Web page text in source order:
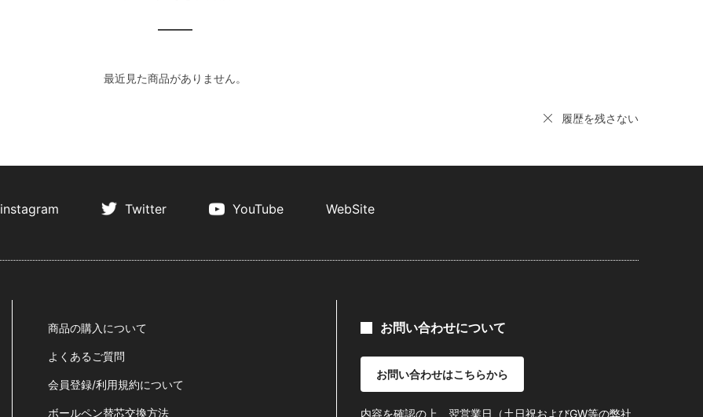
最近見た商品がありません。
履歴を残さない
instagram Twitter YouTube WebSite
商品の購入について
よくあるご質問
会員登録/利用規約について
ボールペン替芯交換方法
お問い合わせについて
お問い合わせはこちらから
内容を確認の上、翌営業日（土日祝およびGW等の弊社